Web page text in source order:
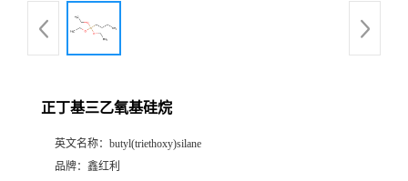
正丁基三乙氧基硅烷
英文名称： butyl(triethoxy)silane
品牌： 鑫红利